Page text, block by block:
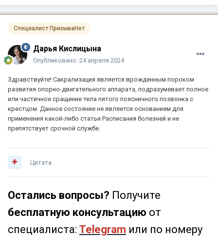
Специалист ПризываНет
Дарья Кислицына
Опубликовано: 24 апреля 2024
Здравствуйте! Сакрализация является врожденным пороком
развития опорно-двигательного аппарата, подразумевает полное
или частичное сращение тела пятого поясничного позвонка с
крестцом. Данное состояние не является основанием для
применения какой-либо статьи Расписания болезней и не
препятствует срочной службе.
Цитата
Остались вопросы? Получите
бесплатную консультацию от
специалиста: Telegram или по номеру